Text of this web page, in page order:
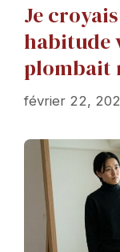
Je
habitude
plombait
février 22,